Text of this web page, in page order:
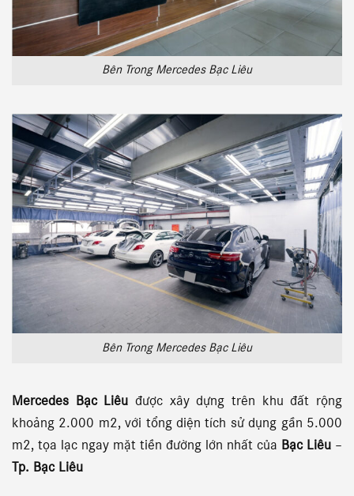
Bên Trong Mercedes Bạc Liêu
Bên Trong Mercedes Bạc Liêu
Mercedes Bạc Liêu được xây dựng trên khu đất rộng
khoảng 2.000 m2, với tổng diện tích sử dụng gần 5.000
m2, tọa lạc ngay mặt tiền đường lớn nhất của Bạc Liêu –
Tp. Bạc Liêu